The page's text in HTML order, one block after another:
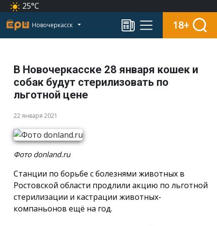
25°C
Новочеркасск 18+
В Новочеркасске 28 января кошек и
собак будут стерилизовать по
льготной цене
22 января 2021
Фото donland.ru
Станции по борьбе с болезнями животных в
Ростовской области продлили акцию по льготной
стерилизации и кастрации животных-
компаньонов ещё на год.